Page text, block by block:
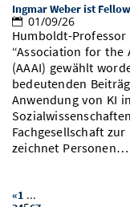
Ingmar Weber ist
01/09/26
Humboldt-
“Association for the
(AAAI) gewählt
bedeutenden
Anwendung von KI
Fachgesellschaft
zeichnet Personen…
«1 ...